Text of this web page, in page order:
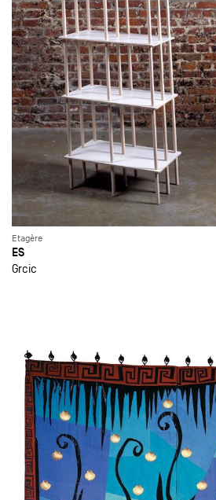
Etagère
ES
Grcic